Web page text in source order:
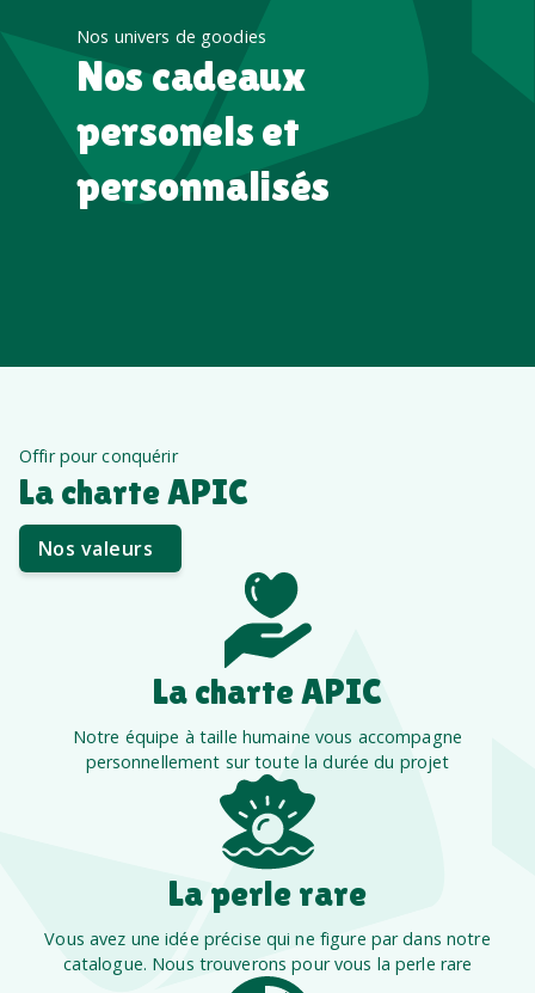
Nos univers de goodies
Nos cadeaux
personels et
personnalisés
Offir pour conquérir
La charte APIC
Nos valeurs
La charte APIC
Notre équipe à taille humaine vous accompagne
personnellement sur toute la durée du projet
La perle rare
Vous avez une idée précise qui ne figure par dans notre
catalogue. Nous trouverons pour vous la perle rare